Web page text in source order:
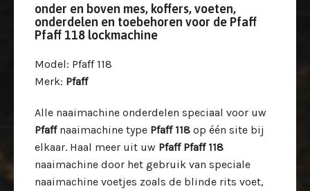
onder en boven mes, koffers, voeten,
onderdelen en toebehoren voor de Pfaff
Pfaff 118 lockmachine
Model: Pfaff 118
Merk: Pfaff
Alle naaimachine onderdelen speciaal voor uw
Pfaffnaaimachine type Pfaff 118 op één site bij
elkaar. Haal meer uit uw Pfaff Pfaff 118
naaimachine door het gebruik van speciale
naaimachine voetjes zoals de blinde rits voet,